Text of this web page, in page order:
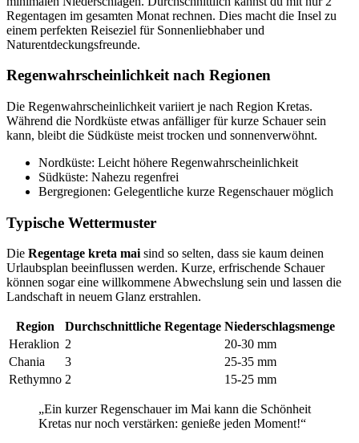
Regentagen im gesamten Monat rechnen. Dies macht die Insel zu
einem perfekten Reiseziel für Sonnenliebhaber und
Naturentdeckungsfreunde.
Regenwahrscheinlichkeit nach Regionen
Die Regenwahrscheinlichkeit variiert je nach Region Kretas.
Während die Nordküste etwas anfälliger für kurze Schauer sein
kann, bleibt die Südküste meist trocken und sonnenverwöhnt.
Nordküste: Leicht höhere Regenwahrscheinlichkeit
Südküste: Nahezu regenfrei
Bergregionen: Gelegentliche kurze Regenschauer möglich
Typische Wettermuster
Die Regentage kreta mai sind so selten, dass sie kaum deinen
Urlaubsplan beeinflussen werden. Kurze, erfrischende Schauer
können sogar eine willkommene Abwechslung sein und lassen die
Landschaft in neuem Glanz erstrahlen.
Region Durchschnittliche Regentage Niederschlagsmenge
Heraklion 2
20-30 mm
Chania
3
25-35 mm
Rethymno 2 15-25 mm
„Ein kurzer Regenschauer im Mai kann die Schönheit
Kretas nur noch verstärken: genieße jeden Moment!“